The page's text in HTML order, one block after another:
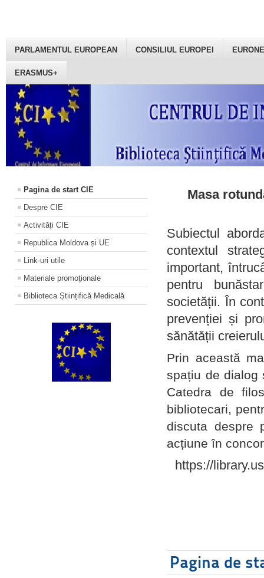
PARLAMENTUL EUROPEAN CONSILIUL EUROPEI
ERASMUS+
Pagina de start CIE
Despre CIE
Activități CIE
Republica Moldova și UE
Link-uri utile
Materiale promoţionale
Biblioteca Științifică Medicală
Masa
Subiectul
contextul
important,
pentru
societății. În
prevenției și
sănătății
Prin această
spațiu de dialog
Catedra de
bibliotecari,
discuta despre
acțiune în
https://
Pagina de